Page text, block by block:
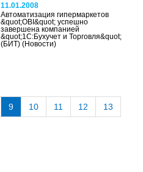
11.01.2008
Автоматизация гипермаркетов
&quot;OBI&quot; успешно
завершена компанией
&quot;1С:Бухучет и Торговля&quot;
(БИТ)(Новости)
9 10 11 12 13